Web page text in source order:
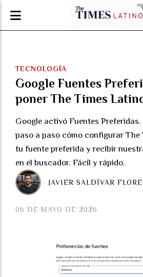
Google Fuentes
poner The Times
Google activó Fuentes Preferidas.
paso a paso cómo configurar
tu fuente preferida y recibir
en el buscador. Fácil y rápido.
TECNOLOGÍA
06 DE MAYO DE 2026
JAVIER SALDÍVAR